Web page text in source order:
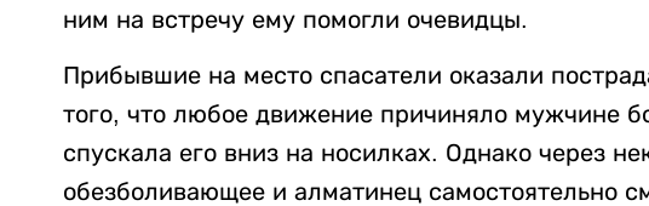
ним на встречу ему помогли очевидцы.
Прибывшие на место спасатели оказали
того, что любое движение причиняло мужчине
спускала его вниз на носилках. Однако через
обезболивающее и алматинец самостоятельно